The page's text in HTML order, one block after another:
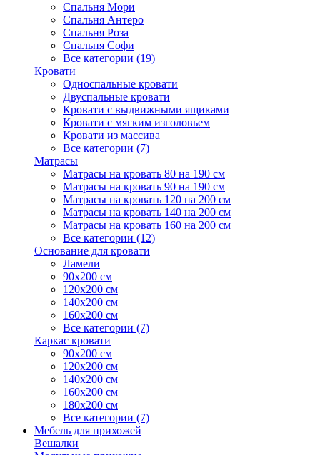
Спальня Мори
Спальня Антеро
Спальня Роза
Спальня Софи
Все категории (19)
Кровати
Односпальные кровати
Двуспальные кровати
Кровати с выдвижными ящиками
Кровати с мягким изголовьем
Кровати из массива
Все категории (7)
Матрасы
Матрасы на кровать 80 на 190 см
Матрасы на кровать 90 на 190 см
Матрасы на кровать 120 на 200 см
Матрасы на кровать 140 на 200 см
Матрасы на кровать 160 на 200 см
Все категории (12)
Основание для кровати
Ламели
90х200 см
120х200 см
140х200 см
160х200 см
Все категории (7)
Каркас кровати
90х200 см
120х200 см
140х200 см
160х200 см
180х200 см
Все категории (7)
Мебель для прихожей
Вешалки